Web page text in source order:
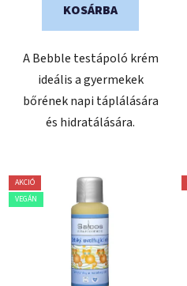
KOSÁRBA
A Bebble testápoló krém
ideális a gyermekek
bőrének napi táplálására
és hidratálására.
AKCIÓ
VEGÁN